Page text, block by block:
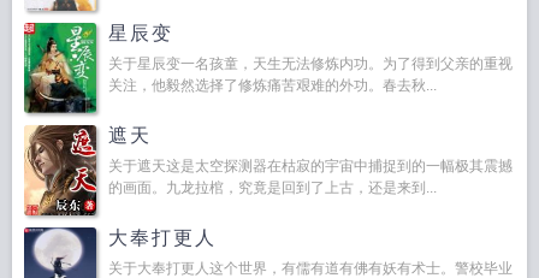
星辰变
关于星辰变一名孩童，天生无法修炼内功。为了得到父亲的重视
关注，他毅然选择了修炼痛苦艰难的外功。春去秋...
遮天
关于遮天这是太空探测器在枯寂的宇宙中捕捉到的一幅极其震撼
的画面。九龙拉棺，究竟是回到了上古，还是来到...
大奉打更人
关于大奉打更人这个世界，有儒有道有佛有妖有术士。警校毕业